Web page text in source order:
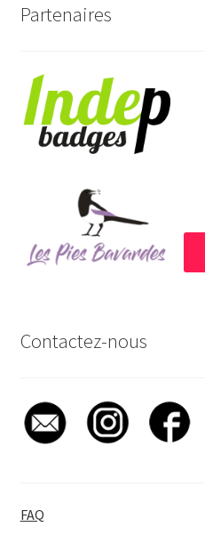
Partenaires
Contactez-nous
FAQ